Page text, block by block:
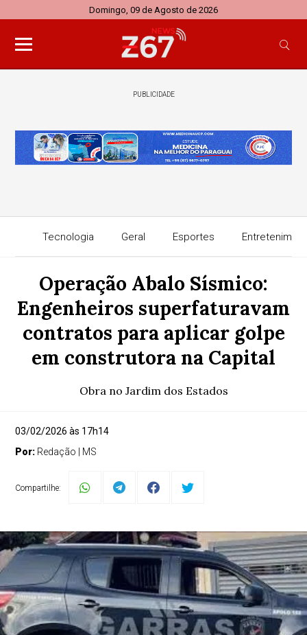
Domingo, 09 de Agosto de 2026
PUBLICIDADE
Tecnologia Geral Esportes
Operação Abalo Sísmico:
Engenheiros superfaturavam
contratos para aplicar golpe
em construtora na Capital
Obra no Jardim dos Estados
03/02/2026 às 17h14
Por: Redação | MS
Compartilhe: